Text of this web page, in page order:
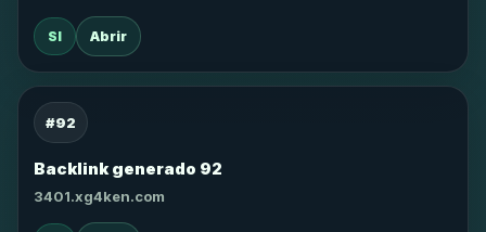
SI Abrir
#92
Backlink generado 92
3401.xg4ken.com